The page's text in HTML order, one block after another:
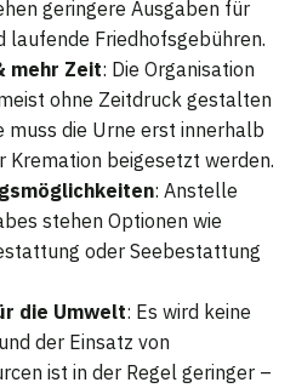
geringere Ausgaben für
laufende Friedhofsgebühren.
mehr Zeit: Die Organisation
ohne Zeitdruck gestalten
muss die Urne erst innerhalb
Kremation beigesetzt werden.
: Anstelle
stehen Optionen wie
oder Seebestattung
die Umwelt: Es wird keine
der Einsatz von
ist in der Regel geringer –